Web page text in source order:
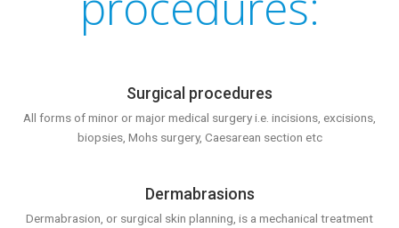
Surgical procedures
All forms of minor or major medical surgery i.e. incisions, excisions,
biopsies, Mohs surgery, Caesarean section etc
Dermabrasions
Dermabrasion, or surgical skin planning, is a mechanical treatment